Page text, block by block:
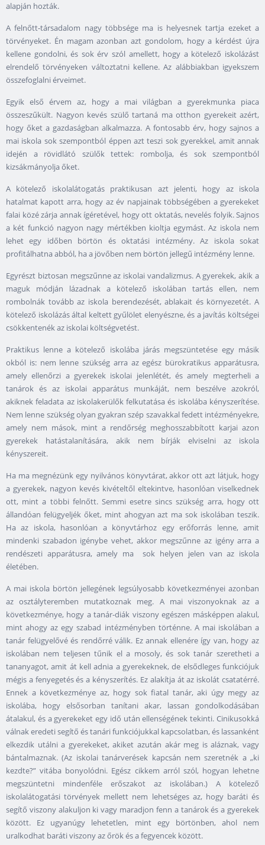
alapján hozták.
A felnőtt-társadalom nagy többsége ma is helyesnek tartja ezeket a
törvényeket. Én magam azonban azt gondolom, hogy a kérdést újra
kellene gondolni, és sok érv szól amellett, hogy a kötelező iskolázást
elrendelő törvényeken változtatni kellene. Az alábbiakban igyekszem
összefoglalni érveimet.
Egyik első érvem az, hogy a mai világban a gyerekmunka piaca
összeszűkült. Nagyon kevés szülő tartaná ma otthon gyerekeit azért,
hogy őket a gazdaságban alkalmazza. A fontosabb érv, hogy sajnos a
mai iskola sok szempontból éppen azt teszi sok gyerekkel, amit annak
idején a rövidlátó szülők tettek: rombolja, és sok szempontból
kizsákmányolja őket.
A kötelező iskolalátogatás praktikusan azt jelenti, hogy az iskola
hatalmat kapott arra, hogy az év napjainak többségében a gyerekeket
falai közé zárja annak ígéretével, hogy ott oktatás, nevelés folyik. Sajnos
a két funkció nagyon nagy mértékben kioltja egymást. Az iskola nem
lehet egy időben börtön és oktatási intézmény. Az iskola sokat
profitálhatna abból, ha a jövőben nem börtön jellegű intézmény lenne.
Egyrészt biztosan megszűnne az iskolai vandalizmus. A gyerekek, akik a
maguk módján lázadnak a kötelező iskolában tartás ellen, nem
rombolnák tovább az iskola berendezését, ablakait és környezetét. A
kötelező iskolázás által keltett gyűlölet elenyészne, és a javítás költségei
csökkentenék az iskolai költségvetést.
Praktikus lenne a kötelező iskolába járás megszüntetése egy másik
okból is: nem lenne szükség arra az egész bürokratikus apparátusra,
amely ellenőrzi a gyerekek iskolai jelenlétét, és amely megterheli a
tanárok és az iskolai apparátus munkáját, nem beszélve azokról,
akiknek feladata az iskolakerülők felkutatása és iskolába kényszerítése.
Nem lenne szükség olyan gyakran szép szavakkal fedett intézményekre,
amely nem mások, mint a rendőrség meghosszabbított karjai azon
gyerekek hatástalanítására, akik nem bírják elviselni az iskola
kényszereit.
Ha ma megnézünk egy nyilvános könyvtárat, akkor ott azt látjuk, hogy
a gyerekek, nagyon kevés kivételtől eltekintve, hasonlóan viselkednek
ott, mint a többi felnőtt. Semmi esetre sincs szükség arra, hogy ott
állandóan felügyeljék őket, mint ahogyan azt ma sok iskolában teszik.
Ha az iskola, hasonlóan a könyvtárhoz egy erőforrás lenne, amit
mindenki szabadon igénybe vehet, akkor megszűnne az igény arra a
rendészeti apparátusra, amely ma sok helyen jelen van az iskola
életében.
A mai iskola börtön jellegének legsúlyosabb következményei azonban
az osztályteremben mutatkoznak meg. A mai viszonyoknak az a
következménye, hogy a tanár-diák viszony egészen másképpen alakul,
mint ahogy az egy szabad intézményben történne. A mai iskolában a
tanár felügyelővé és rendőrré válik. Ez annak ellenére így van, hogy az
iskolában nem teljesen tűnik el a mosoly, és sok tanár szeretheti a
tananyagot, amit át kell adnia a gyerekeknek, de elsődleges funkciójuk
mégis a fenyegetés és a kényszerítés. Ez alakítja át az iskolát csatatérré.
Ennek a következménye az, hogy sok fiatal tanár, aki úgy megy az
iskolába, hogy elsősorban tanítani akar, lassan gondolkodásában
átalakul, és a gyerekeket egy idő után ellenségének tekinti. Cinikusokká
válnak eredeti segítő és tanári funkciójukkal kapcsolatban, és lassanként
elkezdik utálni a gyerekeket, akiket azután akár meg is aláznak, vagy
bántalmaznak. (Az iskolai tanárverések kapcsán nem szeretnék a „ki
kezdte?” vitába bonyolódni. Egész cikkem arról szól, hogyan lehetne
megszüntetni mindenféle erőszakot az iskolában.) A kötelező
iskolalátogatási törvények mellett nem lehetséges az, hogy baráti és
segítő viszony alakuljon ki vagy maradjon fenn a tanárok és a gyerekek
között. Ez ugyanúgy lehetetlen, mint egy börtönben, ahol nem
uralkodhat baráti viszony az őrök és a fegyencek között.